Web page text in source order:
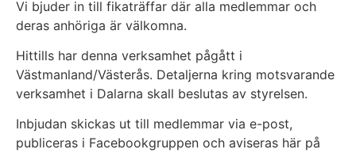
Vi bjuder in till fikaträffar där alla medlemmar och
deras anhöriga är välkomna.
Hittills har denna verksamhet pågått i
Västmanland/Västerås. Detaljerna kring motsvarande
verksamhet i Dalarna skall beslutas av styrelsen.
Inbjudan skickas ut till medlemmar via e-post,
publiceras i Facebookgruppen och aviseras här på